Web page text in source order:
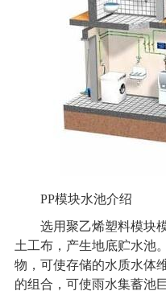
PP模块水池介绍
选用聚乙烯塑料模块模
土工布，产生地底贮水池
物，可使存储的水质水体
的组合，可使雨水集蓄池